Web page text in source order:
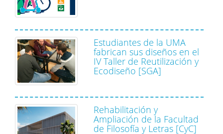
Estudiantes de la UMA
fabrican sus diseños en el
IV Taller de Reutilización y
Ecodiseño [SGA]
Rehabilitación y
Ampliación de la Facultad
de Filosofía y Letras [CyC]